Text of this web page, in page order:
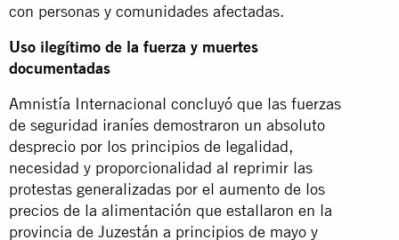
con personas y comunidades afectadas.
Uso ilegítimo de la fuerza y muertes
documentadas
Amnistía Internacional concluyó que las fuerzas
de seguridad iraníes demostraron un absoluto
desprecio por los principios de legalidad,
necesidad y proporcionalidad al reprimir las
protestas generalizadas por el aumento de los
precios de la alimentación que estallaron en la
provincia de Juzestán a principios de mayo y